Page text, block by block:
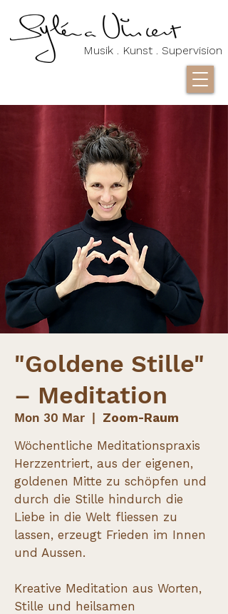
Musik . Kunst . Supervision
"Goldene Stille"
– Meditation
Mon 30 Mar
Zoom-Raum
Wöchentliche Meditationspraxis
Herzzentriert, aus der eigenen,
goldenen Mitte zu schöpfen und
durch die Stille hindurch die
Liebe in die Welt fliessen zu
lassen, erzeugt Frieden im Innen
und Aussen.
Kreative Meditation aus Worten,
Stille und heilsamen